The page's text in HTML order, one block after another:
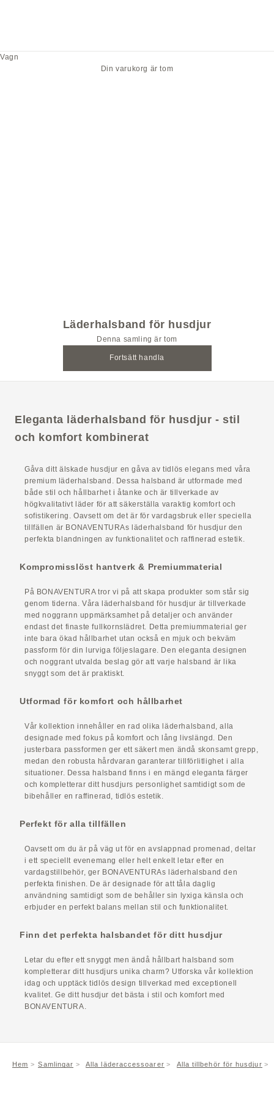
Vagn
Din varukorg är tom
Läderhalsband för husdjur
Denna samling är tom
Fortsätt handla
Eleganta läderhalsband för husdjur - stil
och komfort kombinerat
Gåva ditt älskade husdjur en gåva av tidlös elegans med våra
premium läderhalsband. Dessa halsband är utformade med
både stil och hållbarhet i åtanke och är tillverkade av
högkvalitativt läder för att säkerställa varaktig komfort och
sofistikering. Oavsett om det är för vardagsbruk eller speciella
tillfällen är BONAVENTURAs läderhalsband för husdjur den
perfekta blandningen av funktionalitet och raffinerad estetik.
Kompromisslöst hantverk & Premiummaterial
På BONAVENTURA tror vi på att skapa produkter som står sig
genom tiderna. Våra läderhalsband för husdjur är tillverkade
med noggrann uppmärksamhet på detaljer och använder
endast det finaste fullkornslädret. Detta premiummaterial ger
inte bara ökad hållbarhet utan också en mjuk och bekväm
passform för din lurviga följeslagare. Den eleganta designen
och noggrant utvalda beslag gör att varje halsband är lika
snyggt som det är praktiskt.
Utformad för komfort och hållbarhet
Vår kollektion innehåller en rad olika läderhalsband, alla
designade med fokus på komfort och lång livslängd. Den
justerbara passformen ger ett säkert men ändå skonsamt grepp,
medan den robusta hårdvaran garanterar tillförlitlighet i alla
situationer. Dessa halsband finns i en mängd eleganta färger
och kompletterar ditt husdjurs personlighet samtidigt som de
bibehåller en raffinerad, tidlös estetik.
Perfekt för alla tillfällen
Oavsett om du är på väg ut för en avslappnad promenad, deltar
i ett speciellt evenemang eller helt enkelt letar efter en
vardagstillbehör, ger BONAVENTURAs läderhalsband den
perfekta finishen. De är designade för att tåla daglig
användning samtidigt som de behåller sin lyxiga känsla och
erbjuder en perfekt balans mellan stil och funktionalitet.
Finn det perfekta halsbandet för ditt husdjur
Letar du efter ett snyggt men ändå hållbart halsband som
kompletterar ditt husdjurs unika charm? Utforska vår kollektion
idag och upptäck tidlös design tillverkad med exceptionell
kvalitet. Ge ditt husdjur det bästa i stil och komfort med
BONAVENTURA.
Hem Samlingar Alla läderaccessoarer Alla tillbehör för husdjur